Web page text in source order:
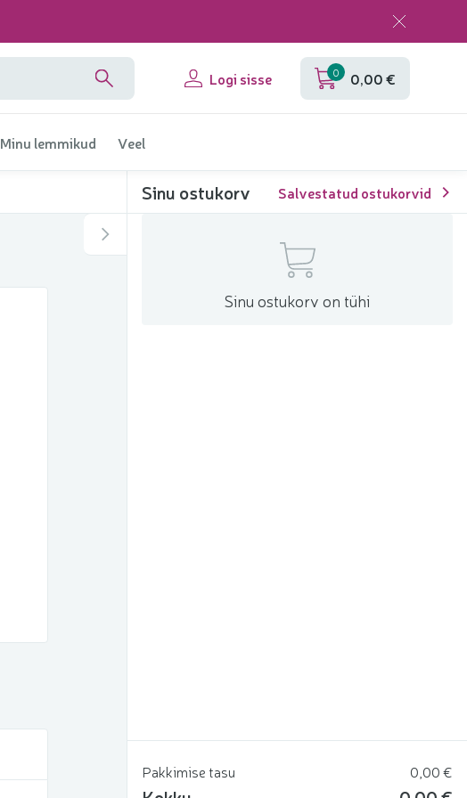
Logi sisse 0 0,00 €
Minu lemmikud Veel
Sinu ostukorv Salvestatud ostukorvid
Sinu ostukorv on tühi
Pakkimise tasu 0,00 €